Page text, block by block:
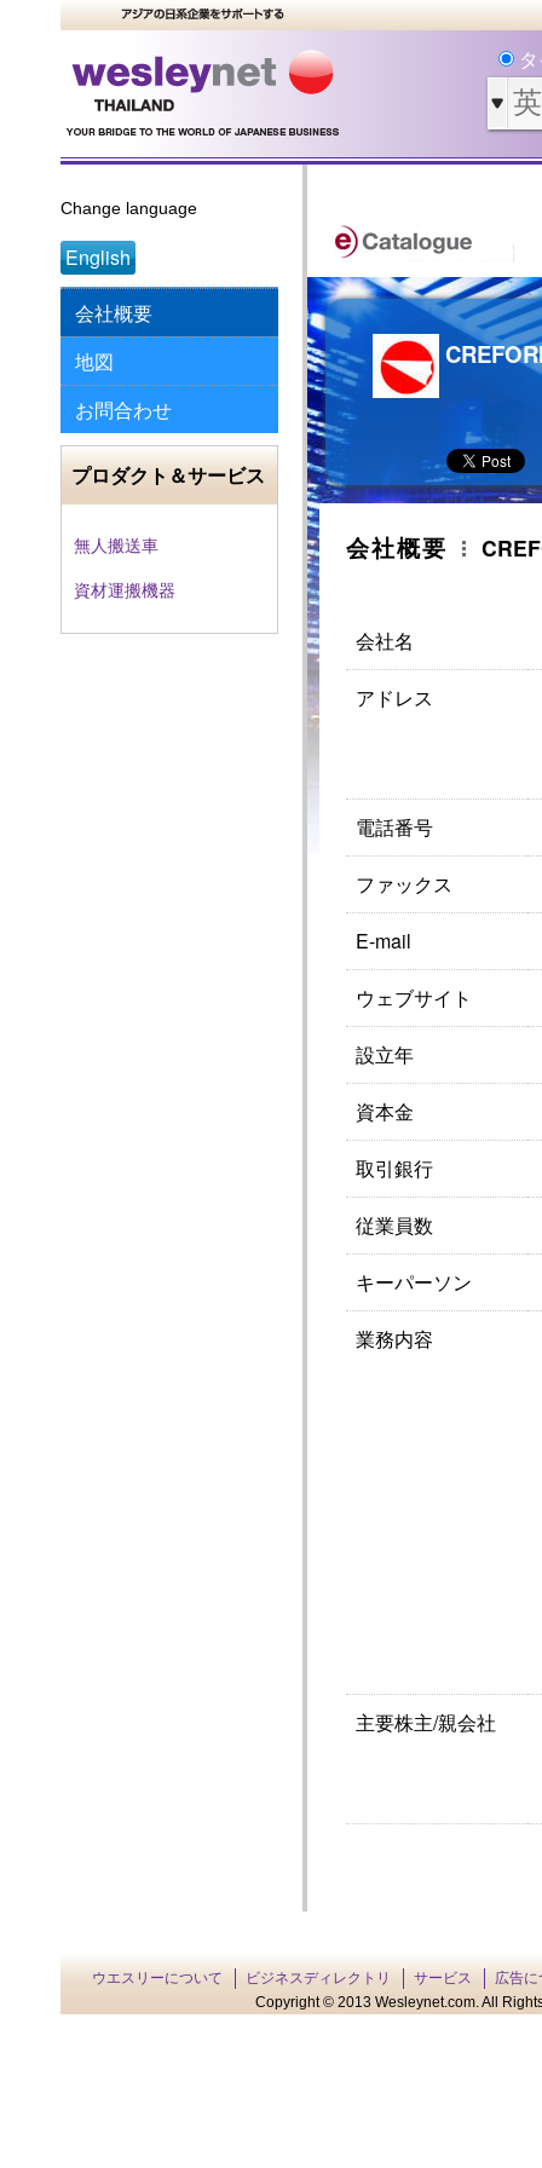
Change language
English
会社概要
地図
お問合わせ
プロダクト＆サービス
無人搬送車
資材運搬機器
会社概要
会社名
アドレス
電話番号
ファックス
E-mail
ウェブサイト
設立年
資本金
取引銀行
従業員数
キーパーソン
業務内容
主要株主/親会社
ウエスリーについて ビジネスディレクトリ サービス
広告に
Copyright © 2013 Wesleynet.com. All